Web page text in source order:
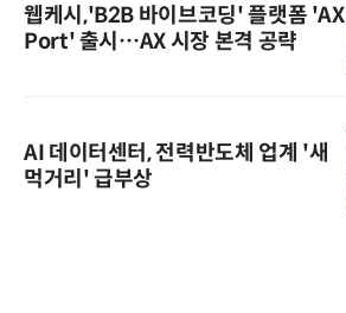
웹케시,'B2B 바이브코딩' 플랫폼 'AX
Port' 출시…AX 시장 본격 공략
AI 데이터센터, 전력반도체 업계 '새
먹거리' 급부상